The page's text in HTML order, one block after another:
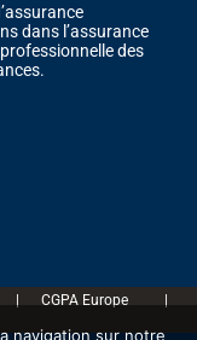
dans l’assurance
des
| CGPA Europe |
navigation sur notre